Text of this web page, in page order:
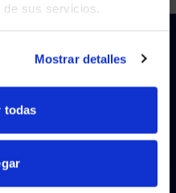
sus servicios.
Mostrar detalles
todas
HELP?
THERE
THIS SITE